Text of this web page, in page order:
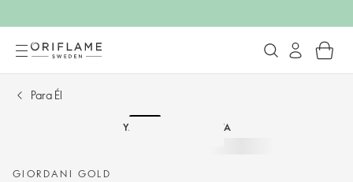
Para Él
YA NO ESTÁ A LA VENTA
GIORDANI GOLD